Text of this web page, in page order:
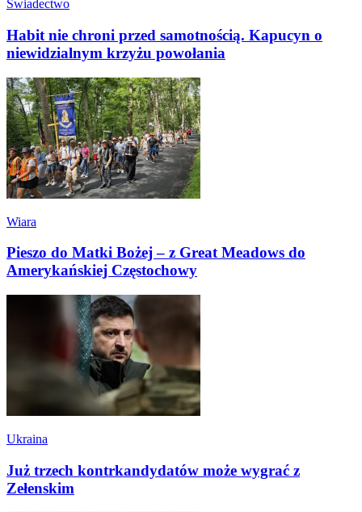
Świadectwo
Habit nie chroni przed samotnością. Kapucyn o
niewidzialnym krzyżu powołania
Wiara
Pieszo do Matki Bożej – z Great Meadows do
Amerykańskiej Częstochowy
Ukraina
Już trzech kontrkandydatów może wygrać z
Zełenskim